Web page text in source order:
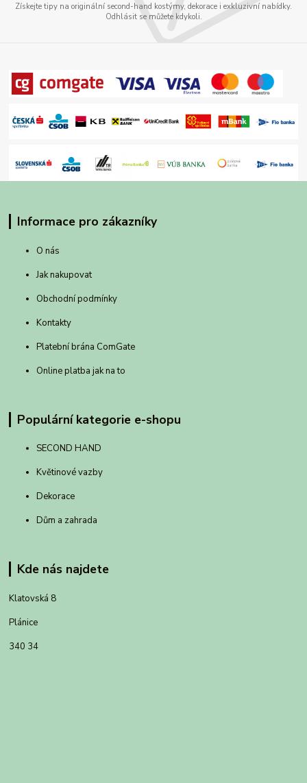
Získejte tipy na originální second-hand kostýmy, dekorace i exkluzivní nabídky.
Odhlásit se můžete kdykoli.
Informace pro zákazníky
O nás
Jak nakupovat
Obchodní podmínky
Kontakty
Platební brána ComGate
Online platba jak na to
Populární kategorie e-shopu
SECOND HAND
Květinové vazby
Dekorace
Dům a zahrada
Kde nás najdete
Klatovská 8
Plánice
340 34